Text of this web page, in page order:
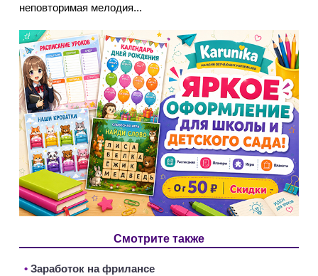
неповторимая мелодия...
Смотрите также
• Заработок на фрилансе